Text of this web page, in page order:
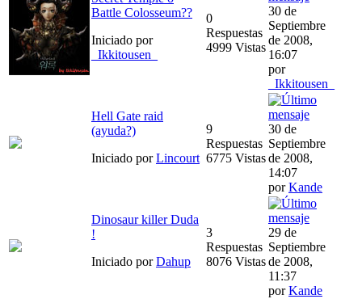
Battle Colosseum??
Iniciado por
_Ikkitousen_
0
Respuestas
4999 Vistas
30 de
Septiembre
de 2008,
16:07
por
_Ikkitousen_
Hell Gate raid
(ayuda?)
Iniciado porLincourt
9
Respuestas
6775 Vistas
30 de
Septiembre
de 2008,
14:07
porKande
Dinosaur killer Duda
!
Iniciado porDahup
3
Respuestas
8076 Vistas
29 de
Septiembre
de 2008,
11:37
porKande